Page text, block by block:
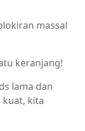
massal
keranjang!
lama dan
kuat, kita